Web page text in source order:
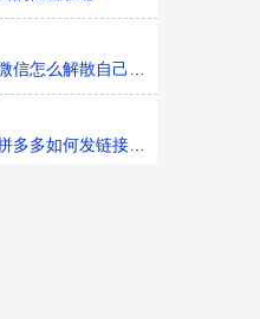
信怎么解散自己建的群
多多如何发链接给别人